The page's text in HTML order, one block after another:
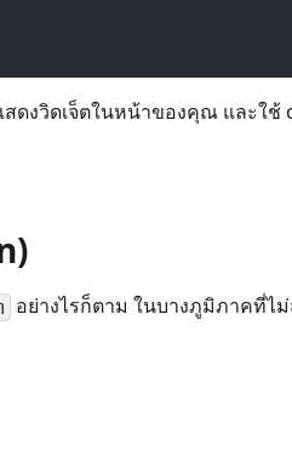
สดงวิดเจ็ตในหน้าของคุณ และใช้
อย่างไรก็ตาม ในบางภูมิภาคที่ไ